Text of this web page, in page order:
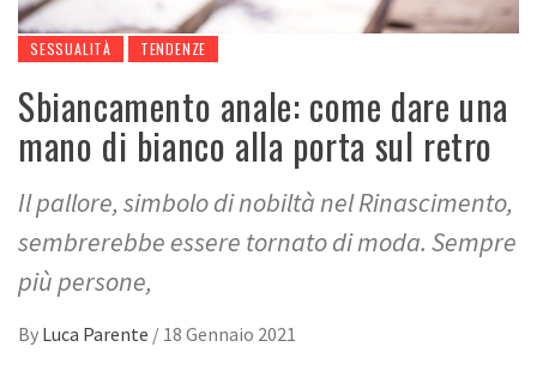
SESSUALITÀ TENDENZE
Sbiancamento anale: come dare una
mano di bianco alla porta sul retro
Il pallore, simbolo di nobiltà nel Rinascimento,
sembrerebbe essere tornato di moda. Sempre
più persone,
By Luca Parente / 18 Gennaio 2021